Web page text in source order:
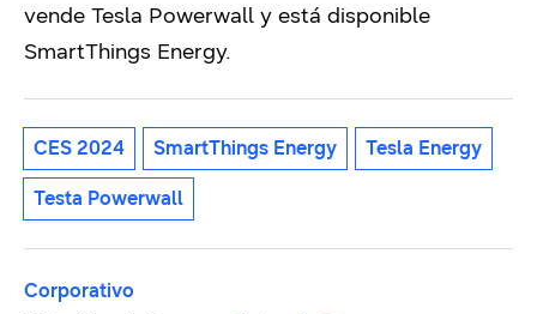
vende Tesla Powerwall y está disponible
SmartThings Energy.
CES 2024 SmartThings Energy Tesla Energy
Testa Powerwall
Corporativo